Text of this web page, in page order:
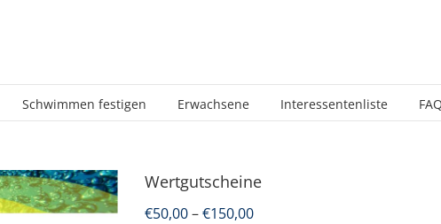
Schwimmen festigen Erwachsene Interessentenliste
Wertgutscheine
€50,00–€150,00Preisspanne: